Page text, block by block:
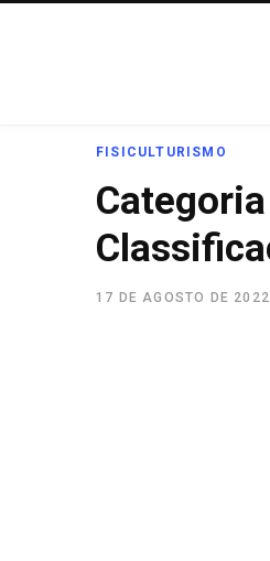
FISICULTURISMO
17 DE AGOSTO DE 2022